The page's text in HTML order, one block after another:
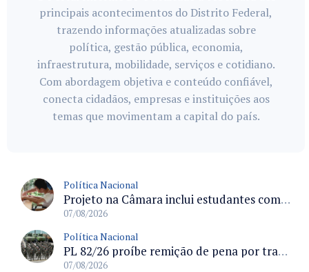
principais acontecimentos do Distrito Federal,
trazendo informações atualizadas sobre
política, gestão pública, economia,
infraestrutura, mobilidade, serviços e cotidiano.
Com abordagem objetiva e conteúdo confiável,
conecta cidadãos, empresas e instituições aos
temas que movimentam a capital do país.
Política Nacional
Projeto na Câmara inclui estudantes com deficiência no regime escolar especial da LDB e estabelece critérios para frequência
07/08/2026
Política Nacional
PL 82/26 proíbe remição de pena por trabalho em funções militares para condenados por crimes contra o Estado Democrático de Direito
07/08/2026